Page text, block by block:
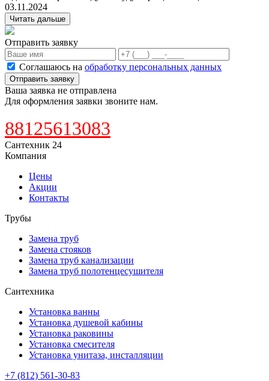
03.11.2024
Читать дальше
Отправить заявку
Соглашаюсь на обработку персональных данных
Отправить заявку
Ваша заявка не отправлена
Для оформления заявки звоните нам.
88125613083
Сантехник 24
Компания
Цены
Акции
Контакты
Трубы
Замена труб
Замена стояков
Замена труб канализации
Замена труб полотенцесушителя
Сантехника
Установка ванны
Установка душевой кабины
Установка раковины
Установка смесителя
Установка унитаза, инсталляции
+7 (812) 561-30-83